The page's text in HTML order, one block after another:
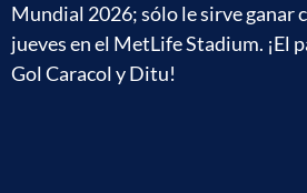
Mundial 2026; sólo le sirve ganar
jueves en el MetLife Stadium. ¡El
Gol Caracol y Ditu!